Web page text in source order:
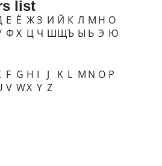
list
Е Ё ЖЗ И Й К Л М Н О
Ф Х Ц Ч ШЩЪ Ы Ь Э Ю
F G H I J K L M N O P
V WX Y Z